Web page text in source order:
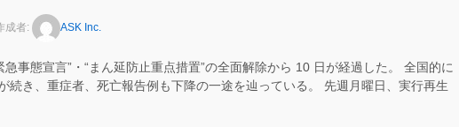
成者: ASK Inc.
事態宣言”・“まん延防止重点措置”の全面解除から 10 日が経過した。 全国的に
続き、重症者、死亡報告例も下降の一途を辿っている。 先週月曜日、実行再生